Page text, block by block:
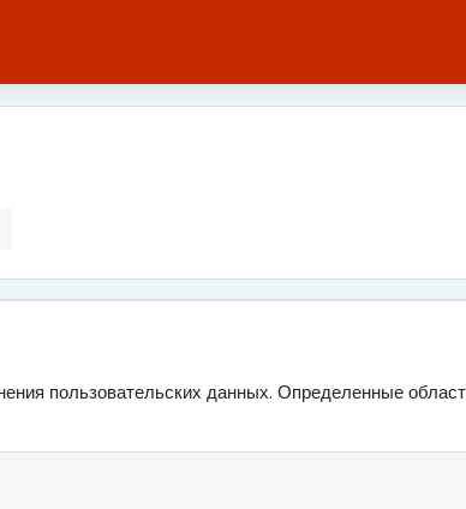
пользовательских данных. Определенные